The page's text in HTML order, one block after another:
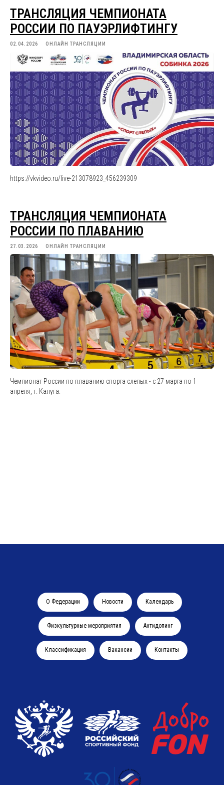
ТРАНСЛЯЦИЯ ЧЕМПИОНАТА
РОССИИ ПО ПАУЭРЛИФТИНГУ
02.04.2026 ОНЛАЙН ТРАНСЛЯЦИИ
https://vkvideo.ru/live-213078923_456239309
ТРАНСЛЯЦИЯ ЧЕМПИОНАТА
РОССИИ ПО ПЛАВАНИЮ
27.03.2026 ОНЛАЙН ТРАНСЛЯЦИИ
Чемпионат России по плаванию спорта слепых - с 27 марта по 1
апреля, г. Калуга.
О Федерации Новости Календарь
Физкультурные мероприятия Антидопинг
Классификация Вакансии Контакты